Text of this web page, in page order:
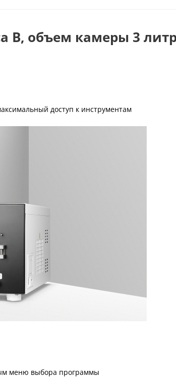
В, объем камеры 3
доступ к инструментам
меню выбора программы